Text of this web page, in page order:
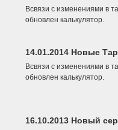
Всвязи с изменениями в
обновлен калькулятор.
14.01.2014 Новые
Всвязи с изменениями в
обновлен калькулятор.
16.10.2013 Новый